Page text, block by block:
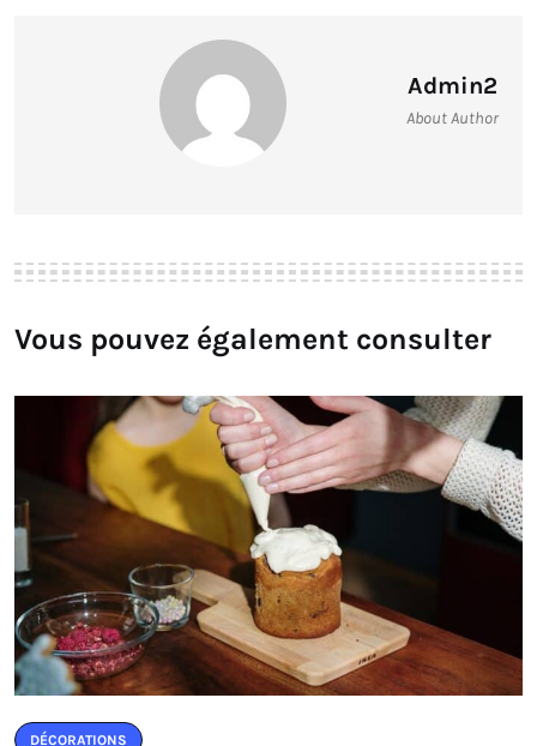
Admin2
About Author
Vous pouvez également consulter
DÉCORATIONS